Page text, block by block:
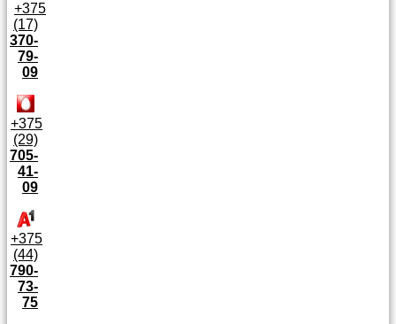
+375
(17)
370-
79-
09
+375
(29)
705-
41-
09
+375
(44)
790-
73-
75